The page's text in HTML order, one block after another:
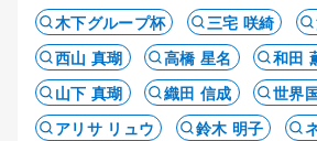
木下グループ杯 三宅 咲綺
西山 真瑚
高橋 星名
和田
山下 真瑚
織田 信成
世界
アリサ リュウ
鈴木 明子